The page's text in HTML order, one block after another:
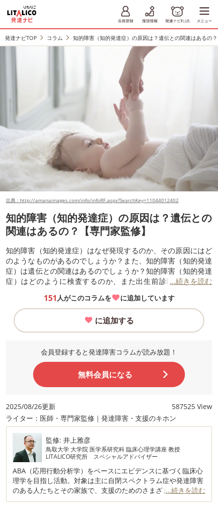
発達ナビTOP コラム 知的障害（知的発達症）の原因は？遺伝との関連はあるの
出典 : http://amanaimages.com/info/infoRF.aspx?SearchKey=11044012402
知的障害（知的発達症）の原因は？遺伝との
関連はあるの？【専門家監修】
知的障害（知的発達症）はなぜ発現するのか、その原因にはど
のようなものがあるのでしょうか？また、知的障害（知的発達
症）は遺伝との関連はあるのでしょうか？知的障害（知的発達
症）はどのように検査するのか、また出生前診断は可能かな
いてご説明します。
...続きを読む
151 人がこのコラムを に追加しています
に追加する
会員登録すると発達障害コラムが読み放題！
無料会員になる
2025/08/26更新
587525 View
ライター：医師・専門家監修｜発達障害・支援のキホン
監修: 井上雅彦
鳥取大学 大学院 医学系研究科 臨床心理学講座 教授
LITALICO研究所 スペシャルアドバイザー
ABA（応用行動分析学）をベースにエビデンスに基づく臨床心
理学を目指し活動。対象は主に自閉スペクトラム症や発達障害
のある人たちとその家族で、支援のためのさまざまなプログラ
ムを開発している。
...続きを読む